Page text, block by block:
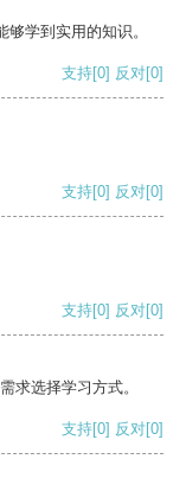
学到实用的知识。
支持[0] 反对[0]
支持[0] 反对[0]
支持[0] 反对[0]
求选择学习方式。
支持[0] 反对[0]